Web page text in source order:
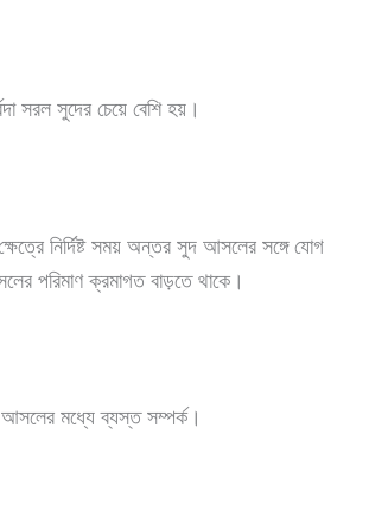
সরল সুদের চেয়ে বেশি হয়।
নির্দিষ্ট সময় অন্তর সুদ আসলের সঙ্গে যোগ
পরিমাণ ক্রমাগত বাড়তে থাকে।
মধ্যে ব্যস্ত সম্পর্ক।